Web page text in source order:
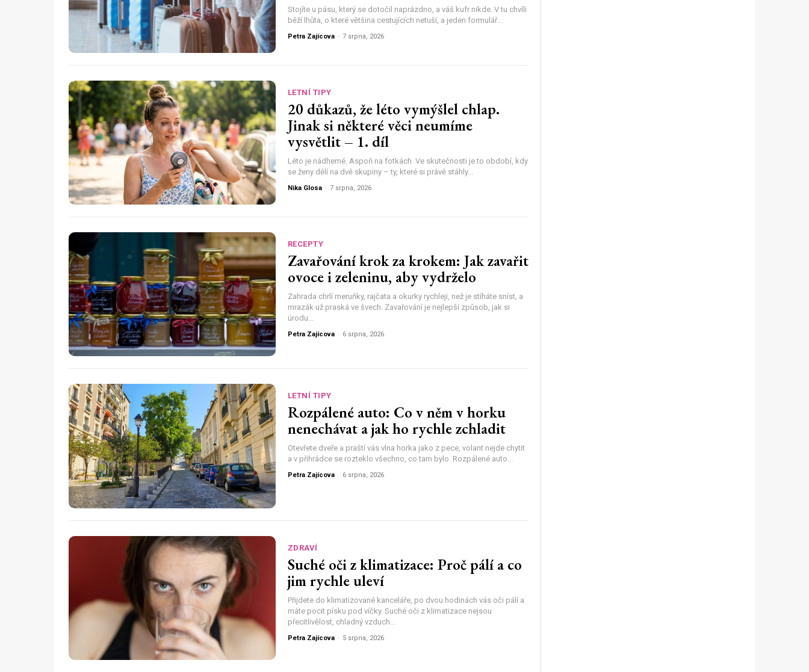
Stojíte u pásu, který se dotočil naprázdno, a váš kufr nikde. V tu chvíli
běží lhůta, o které většina cestujících netuší, a jeden formulář...
Petra Zajícova - 7 srpna, 2026
LETNÍ TIPY
20 důkazů, že léto vymýšlel chlap.
Jinak si některé věci neumíme
vysvětlit – 1. díl
Léto je nádherné. Aspoň na fotkách. Ve skutečnosti je to období, kdy
se ženy dělí na dvě skupiny – ty, které si právě stáhly...
Nika Glosa - 7 srpna, 2026
RECEPTY
Zavařování krok za krokem: Jak zavařit
ovoce i zeleninu, aby vydrželo
Zahrada chrlí meruňky, rajčata a okurky rychleji, než je stíháte sníst, a
mrazák už praská ve švech. Zavařování je nejlepší způsob, jak si
úrodu...
Petra Zajícova - 6 srpna, 2026
LETNÍ TIPY
Rozpálené auto: Co v něm v horku
nenechávat a jak ho rychle zchladit
Otevřete dveře a praští vás vlna horka jako z pece, volant nejde chytit
a v přihrádce se rozteklo všechno, co tam bylo. Rozpálené auto...
Petra Zajícova - 6 srpna, 2026
ZDRAVÍ
Suché oči z klimatizace: Proč pálí a co
jim rychle uleví
Přijdete do klimatizované kanceláře, po dvou hodinách vás oči pálí a
máte pocit písku pod víčky. Suché oči z klimatizace nejsou
přecitlivělost, chladný vzduch...
Petra Zajícova - 5 srpna, 2026